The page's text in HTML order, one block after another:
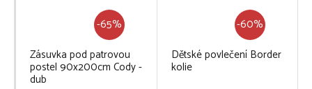
-65%
Zásuvka pod patrovou
postel 90x200cm Cody -
dub
-60%
Dětské povlečení Border
kolie